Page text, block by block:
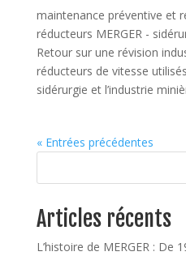
maintenance préventive et
réducteurs MERGER -
Retour sur une révision
réducteurs de vitesse
sidérurgie et l’industrie
« Entrées précédentes
Articles récents
L’histoire de MERGER : De